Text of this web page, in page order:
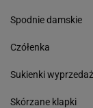
Spodnie damskie
Czółenka
Sukienki wyprzedaż
Skórzane klapki